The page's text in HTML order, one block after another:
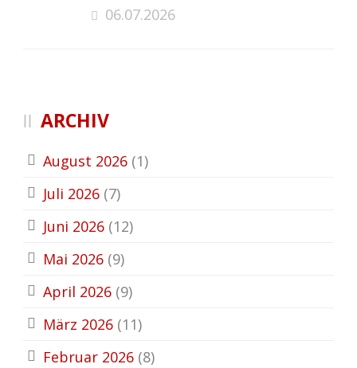
06.07.2026
ARCHIV
August 2026 (1)
Juli 2026 (7)
Juni 2026 (12)
Mai 2026 (9)
April 2026 (9)
März 2026 (11)
Februar 2026 (8)